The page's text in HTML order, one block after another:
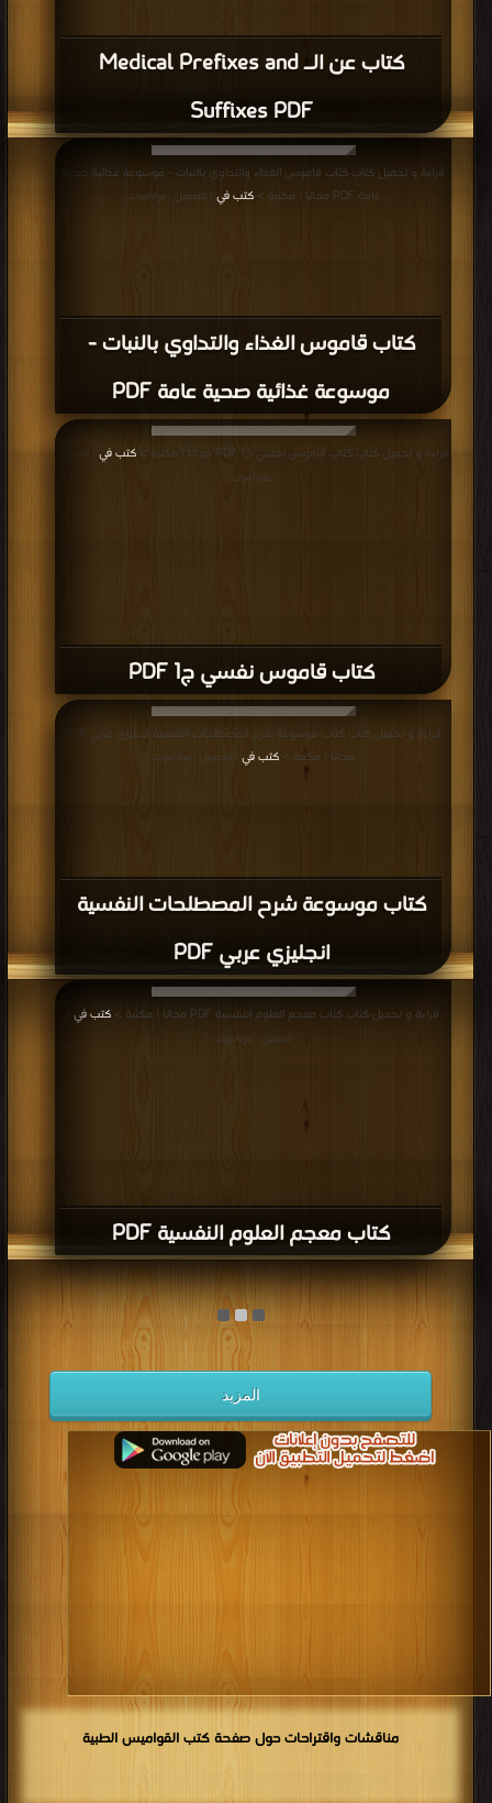
كتاب عن الـ Medical Prefixes and
Suffixes PDF
كتاب قاموس الغذاء والتداوي بالنبات -
موسوعة غذائية صحية عامة PDF
قراءة و تحميل كتاب كتاب قاموس الغذاء والتداوي بالنبات - موسوعة غذائية صحية
عامة PDF مجانا | مكتبة >
كتب في | التحميل : مرة/مرات
كتاب قاموس نفسي ج1 PDF
قراءة و تحميل كتاب كتاب قاموس نفسي ج1 PDF مجانا | مكتبة > كتب في
: مرة/مرات
كتاب موسوعة شرح المصطلحات النفسية
انجليزي عربي PDF
مجانا | مكتبة >كتب في | التحميل : مرة/مرات
كتاب معجم العلوم النفسية PDF
قراءة و تحميل كتاب كتاب معجم العلوم النفسية PDF مجانا | مكتبة > كتب في
التحميل : مرة/مرات
المزيد
مناقشات واقتراحات حول صفحة كتب القواميس الطبية